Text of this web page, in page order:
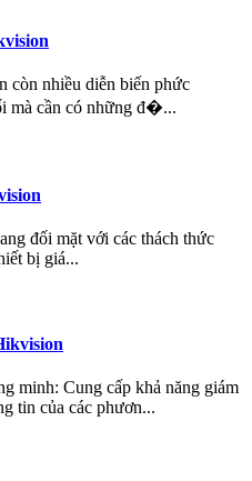
còn nhiều diễn biến phức
mà cần có những đ�...
đối mặt với các thách thức
bị giá...
minh: Cung cấp khả năng giám
tin của các phươn...